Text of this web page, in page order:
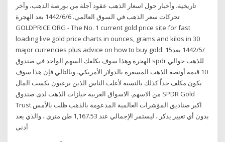
تاريخية، وأخبار حول اسعار الذهب عقود آجلة من بورصة الذهب، وآخر
تحركات سعر الذهب في السوق العالمي. 6‏‏/6‏‏/1442 بعد الهجرة
GOLDPRICE.ORG - The No. 1 current gold price site for fast
loading live gold price charts in ounces, grams and kilos in 30
major currencies plus advice on how to buy gold. 15‏‏/5‏‏/1442 بعد
الهجرة وهذا سوف يكلفك السهم الواحد في صندوق spdr للذهب حوالي
10 قيمة أونصة الذهب المسعرة بالدولار الأمريكي، وبالتالي فإن هذا سوف
يكون مكلف جداً كذلك بالنسبة لأغلب الناس الذين يرغبون بكسب المال
من الاسهم. الاسواق العربية حيازات الذهب لدى صندوق SPDR Gold
Trust اكبر صناديق المؤشرات العالمية المدعومة بالذهب ظلت بالأمس
بدون أي تغيير يذكر ، ليستمر الإجمالي عند 1,167.53 طن متري ، والذي يعد
أدنى